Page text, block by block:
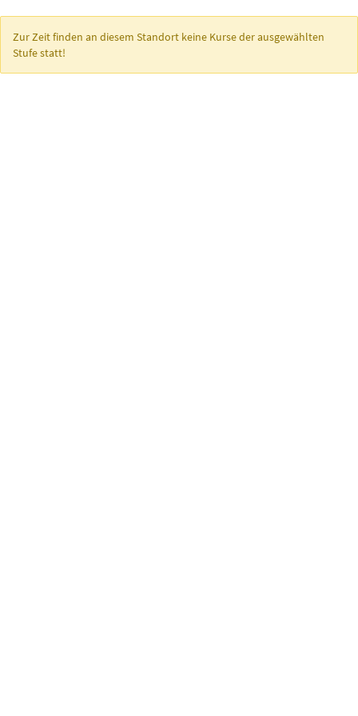
Zur Zeit finden an diesem Standort keine Kurse der ausgewählten
Stufe statt!